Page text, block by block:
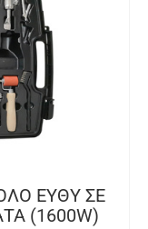
ΕΥΘΥ ΣΕ
(1600W)